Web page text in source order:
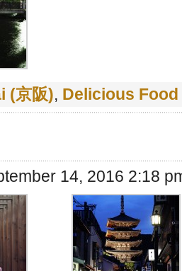
(京阪), Delicious Food
14, 2016 2:18